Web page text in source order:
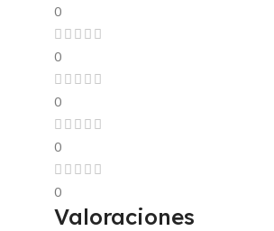
0
0
0
0
0
Valoraciones